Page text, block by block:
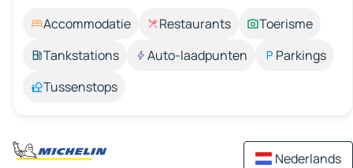
Accommodatie Restaurants
Toerisme
Tankstations
Auto-laadpunten
Parkings
Tussenstops
Nederlands